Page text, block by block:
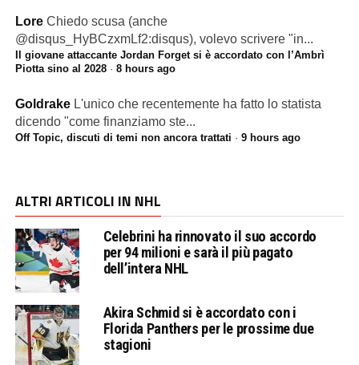
Lore Chiedo scusa (anche
@disqus_HyBCzxmLf2:disqus), volevo scrivere "in...
Il giovane attaccante Jordan Forget si è accordato con l’Ambrì
Piotta sino al 2028· 8 hours ago
Goldrake L'unico che recentemente ha fatto lo statista
dicendo "come finanziamo ste...
Off Topic, discuti di temi non ancora trattati · 9 hours ago
ALTRI ARTICOLI IN NHL
Celebrini ha rinnovato il suo accordo
per 94 milioni e sarà il più pagato
dell’intera NHL
Akira Schmid si è accordato con i
Florida Panthers per le prossime due
stagioni